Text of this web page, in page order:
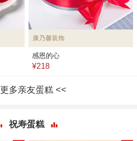
康乃馨装饰
感恩的心
¥218
更多亲友蛋糕
祝寿蛋糕